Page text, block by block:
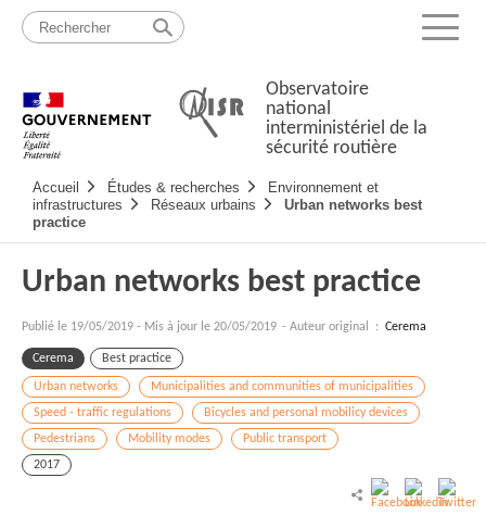
Passer
contenu
Menu
Observatoire
national
interministériel de la
sécurité routière
principale
Accueil Études & recherches
Environnement et
infrastructures
Réseaux urbains
Urban networks best
practice
Urban networks best practice
Publié le 19/05/2019 - Mis à jour le 20/05/2019 - Auteur original : Cerema
Cerema Best practice
Urban networks
Municipalities and communities of municipalities
Speed - traffic regulations
Bicycles and personal mobilicy devices
Pedestrians
Mobility modes
Public transport
2017